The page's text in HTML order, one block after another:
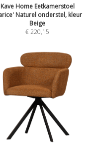
Kave Home Eetkamerstoel
Naturel onderstel, kleur
Beige
€ 220,15